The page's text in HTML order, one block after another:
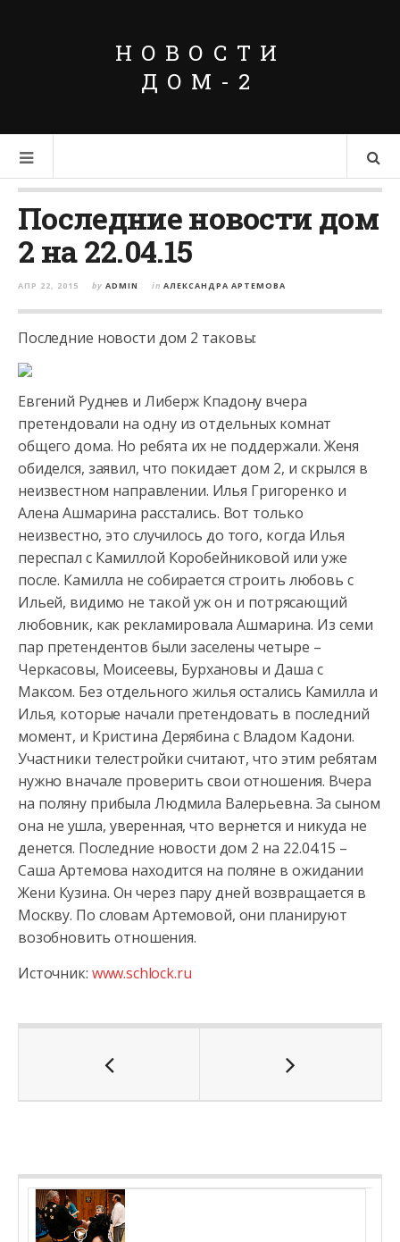
НОВОСТИ
ДОМ-2
Последние новости дом
2 на 22.04.15
АПР 22, 2015 by ADMIN in АЛЕКСАНДРА АРТЕМОВА
Последние новости дом 2 таковы:
Евгений Руднев и Либерж Кпадону вчера
претендовали на одну из отдельных комнат
общего дома. Но ребята их не поддержали. Женя
обиделся, заявил, что покидает дом 2, и скрылся в
неизвестном направлении. Илья Григоренко и
Алена Ашмарина расстались. Вот только
неизвестно, это случилось до того, когда Илья
переспал с Камиллой Коробейниковой или уже
после. Камилла не собирается строить любовь с
Ильей, видимо не такой уж он и потрясающий
любовник, как рекламировала Ашмарина. Из семи
пар претендентов были заселены четыре –
Черкасовы, Моисеевы, Бурхановы и Даша с
Максом. Без отдельного жилья остались Камилла и
Илья, которые начали претендовать в последний
момент, и Кристина Дерябина с Владом Кадони.
Участники телестройки считают, что этим ребятам
нужно вначале проверить свои отношения. Вчера
на поляну прибыла Людмила Валерьевна. За сыном
она не ушла, уверенная, что вернется и никуда не
денется. Последние новости дом 2 на 22.04.15 –
Саша Артемова находится на поляне в ожидании
Жени Кузина. Он через пару дней возвращается в
Москву. По словам Артемовой, они планируют
возобновить отношения.
Источник: www.schlock.ru